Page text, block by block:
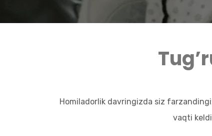
Homiladorlik davringizda siz
vaqti